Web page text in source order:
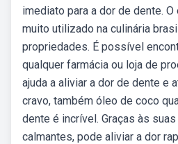
imediato para a dor de dente.
muito utilizado na culinária
propriedades. É possível
qualquer farmácia ou loja de
ajuda a aliviar a dor de dente e
cravo, também óleo de coco
dente é incrível. Graças às
calmantes, pode aliviar a dor